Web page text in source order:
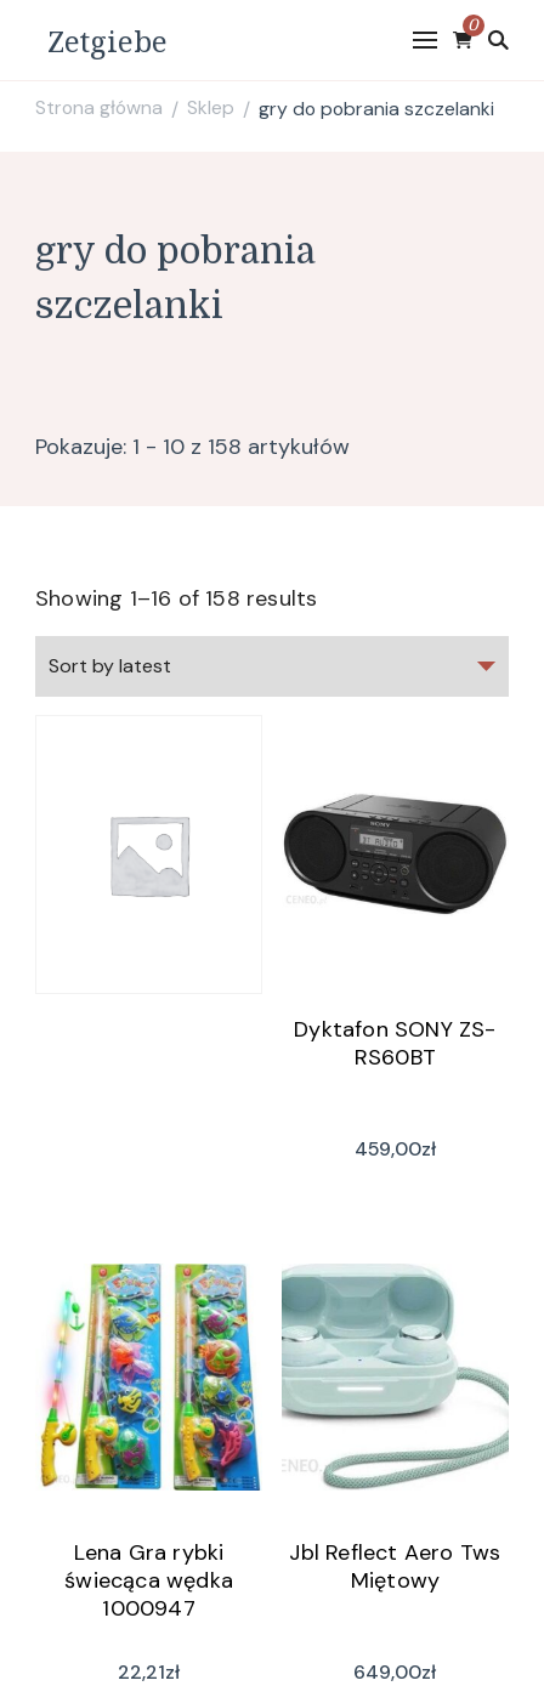
Zetgiebe 0
Strona główna / Sklep / gry do pobrania szczelanki
gry do pobrania
szczelanki
Pokazuje: 1 - 10 z 158 artykułów
Showing 1–16 of 158 results
Dyktafon SONY ZS-
RS60BT
459,00zł
Lena Gra rybki
świecąca wędka
1000947
22,21zł
Jbl Reflect Aero Tws
Miętowy
649,00zł